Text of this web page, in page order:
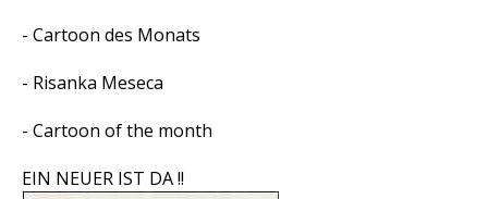
- Cartoon des Monats
- Risanka Meseca
- Cartoon of the month
EIN NEUER IST DA !!